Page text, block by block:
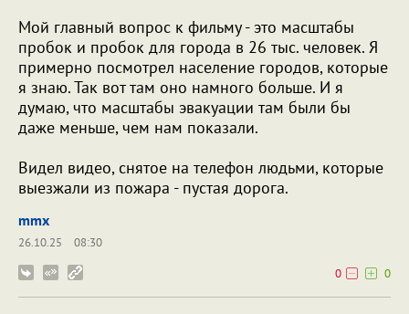
Мой главный вопрос к фильму - это масштабы
пробок и пробок для города в 26 тыс. человек. Я
примерно посмотрел население городов, которые
я знаю. Так вот там оно намного больше. И я
думаю, что масштабы эвакуации там были бы
даже меньше, чем нам показали.
Видел видео, снятое на телефон людьми, которые
выезжали из пожара - пустая дорога.
mmx
26.10.25
08:30
0
0